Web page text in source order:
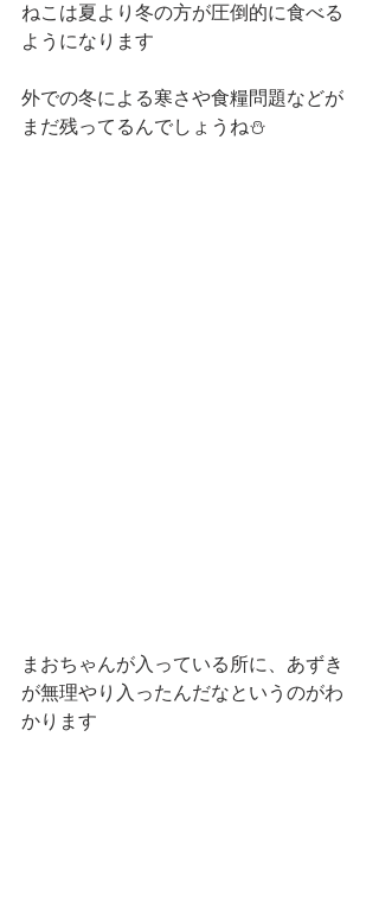
ねこは夏より冬の方が圧倒的に食べる
ようになります
外での冬による寒さや食糧問題などが
まだ残ってるんでしょうね⛄️
まおちゃんが入っている所に、あずき
が無理やり入ったんだなというのがわ
かります